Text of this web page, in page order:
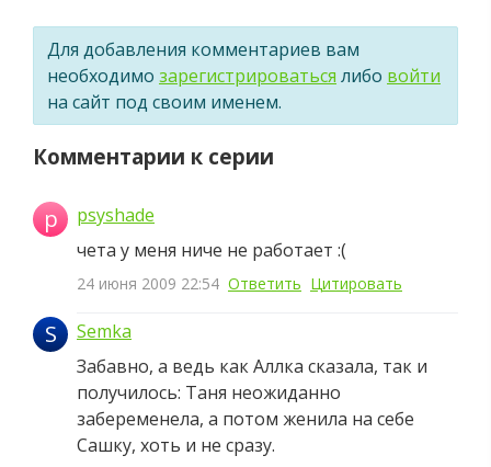
Для добавления комментариев вам
необходимо зарегистрироваться либо войти
на сайт под своим именем.
Комментарии к серии
p
psyshade
чета у меня ниче не работает :(
24 июня 2009 22:54 Ответить Цитировать
S
Semka
Забавно, а ведь как Аллка сказала, так и
получилось: Таня неожиданно
забеременела, а потом женила на себе
Сашку, хоть и не сразу.